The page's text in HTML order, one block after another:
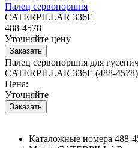
Палец сервопоршня
CATERPILLAR 336E
488-4578
Уточняйте цену
Палец сервопоршня для
CATERPILLAR 336E (488-4578)
Цена:
Уточняйте
Каталожные номера 488-